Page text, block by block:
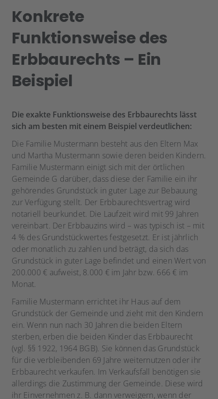
Konkrete
Funktionsweise des
Erbbaurechts – Ein
Beispiel
Die exakte Funktionsweise des Erbbaurechts lässt
sich am besten mit einem Beispiel verdeutlichen:
Die Familie Mustermann besteht aus den Eltern Max
und Martha Mustermann sowie deren beiden Kindern.
Familie Mustermann einigt sich mit der örtlichen
Gemeinde G darüber, dass diese der Familie ein ihr
gehörendes Grundstück in guter Lage zur Bebauung
zur Verfügung stellt. Der Erbbaurechtsvertrag wird
notariell beurkundet. Die Laufzeit wird mit 99 Jahren
vereinbart. Der Erbbauzins wird – was typisch ist – mit
4 % des Grundstückwertes festgesetzt. Er ist jährlich
oder monatlich zu zahlen und beträgt, da sich das
Grundstück in guter Lage befindet und einen Wert von
200.000 € aufweist, 8.000 € im Jahr bzw. 666 € im
Monat.
Familie Mustermann errichtet ihr Haus auf dem
Grundstück der Gemeinde und zieht mit den Kindern
ein. Wenn nun nach 30 Jahren die beiden Eltern
sterben, erben die beiden Kinder das Erbbaurecht
(vgl. §§ 1922, 1964 BGB). Sie können das Grundstück
für die verbleibenden 69 Jahre weiternutzen oder ihr
Erbbaurecht verkaufen. Im Verkaufsfall benötigen sie
allerdings die Zustimmung der Gemeinde. Diese wird
ihr Einvernehmen z. B. dann verweigern, wenn der